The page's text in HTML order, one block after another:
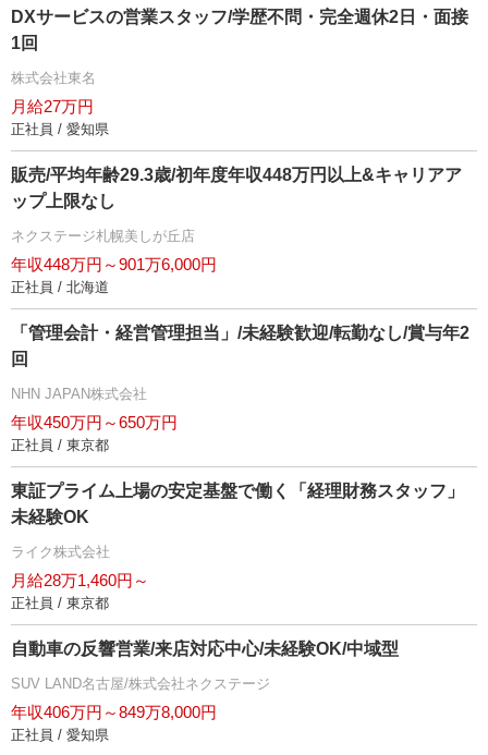
DXサービスの営業スタッフ/学歴不問・完全週休2日・面接
1回
株式会社東名
月給27万円
正社員 / 愛知県
販売/平均年齢29.3歳/初年度年収448万円以上&キャリアア
ップ上限なし
ネクステージ札幌美しが丘店
年収448万円～901万6,000円
正社員 / 北海道
「管理会計・経営管理担当」/未経験歓迎/転勤なし/賞与年2
回
NHN JAPAN株式会社
年収450万円～650万円
正社員 / 東京都
東証プライム上場の安定基盤で働く「経理財務スタッフ」
未経験OK
ライク株式会社
月給28万1,460円～
正社員 / 東京都
自動車の反響営業/来店対応中心/未経験OK/中域型
SUV LAND名古屋/株式会社ネクステージ
年収406万円～849万8,000円
正社員 / 愛知県